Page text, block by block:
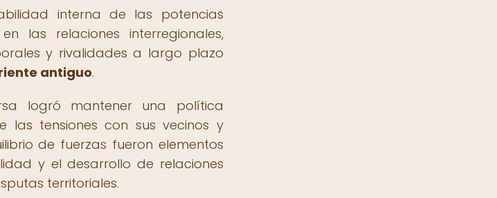
interna de las potencias
las relaciones interregionales,
y rivalidades a largo plazo
antiguo.
logró mantener una política
las tensiones con sus vecinos y
de fuerzas fueron elementos
y el desarrollo de relaciones
territoriales.